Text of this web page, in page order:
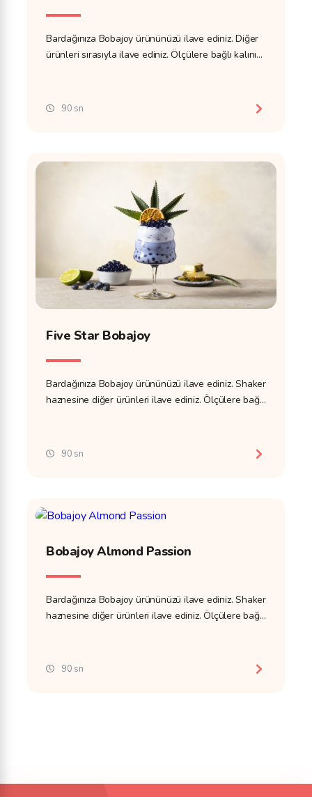
Bardağınıza Bobajoy ürününüzü ilave ediniz. Diğer
ürünleri sırasıyla ilave ediniz. Ölçülere bağlı kalınız
90 sn
Five Star Bobajoy
Bardağınıza Bobajoy ürününüzü ilave ediniz. Shaker
haznesine diğer ürünleri ilave ediniz. Ölçülere bağlı
90 sn
Bobajoy Almond Passion
Bardağınıza Bobajoy ürününüzü ilave ediniz. Shaker
haznesine diğer ürünleri ilave ediniz. Ölçülere bağlı
90 sn